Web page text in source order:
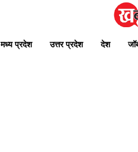
मध्य प्रदेश उत्तर प्रदेश देश